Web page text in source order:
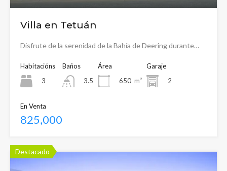
Villa en Tetuán
Disfrute de la serenidad de la Bahía de Deering durante…
Habitacións
3
Baños
3.5
Área
650 m²
Garaje
2
En Venta
825,000
Destacado